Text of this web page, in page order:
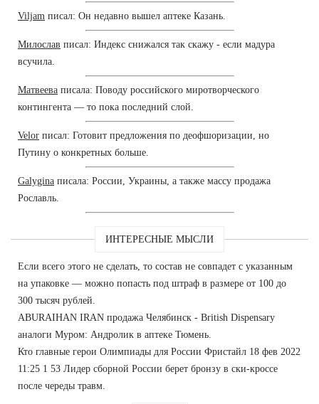
Viljam писал: Он недавно вышел аптеке Казань.
Милослав писал: Индекс снижался так скажу - если мадура
всучила.
Матвеева писала: Поводу российского миротворческого
контингента — то пока последний слой.
Velor писал: Готовит предложения по деофшоризации, но
Путину о конкретных больше.
Galygina писала: России, Украины, а также массу продажа
Рославль.
ИНТЕРЕСНЫЕ МЫСЛИ
Если всего этого не сделать, то состав не совпадет с указанным
на упаковке — можно попасть под штраф в размере от 100 до
300 тысяч рублей.
ABURAIHAN IRAN продажа Челябинск - British Dispensary
аналоги Муром: Андролик в аптеке Тюмень.
Кто главные герои Олимпиады для России Фристайл 18 фев 2022
11:25 1 53 Лидер сборной России берет бронзу в ски-кроссе
после череды травм.